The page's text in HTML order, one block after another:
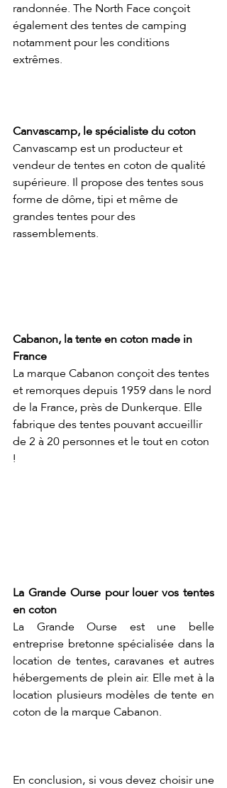
randonnée. The North Face conçoit
également des tentes de camping
notamment pour les conditions
extrêmes.
Canvascamp, le spécialiste du coton
Canvascamp est un producteur et
vendeur de tentes en coton de qualité
supérieure. Il propose des tentes sous
forme de dôme, tipi et même de
grandes tentes pour des
rassemblements.
Cabanon, la tente en coton made in
France
La marque Cabanon conçoit des tentes
et remorques depuis 1959 dans le nord
de la France, près de Dunkerque. Elle
fabrique des tentes pouvant accueillir
de 2 à 20 personnes et le tout en coton
!
La Grande Ourse pour louer vos tentes
en coton
La Grande Ourse est une belle
entreprise bretonne spécialisée dans la
location de tentes, caravanes et autres
hébergements de plein air. Elle met à la
location plusieurs modèles de tente en
coton de la marque Cabanon.
En conclusion, si vous devez choisir une